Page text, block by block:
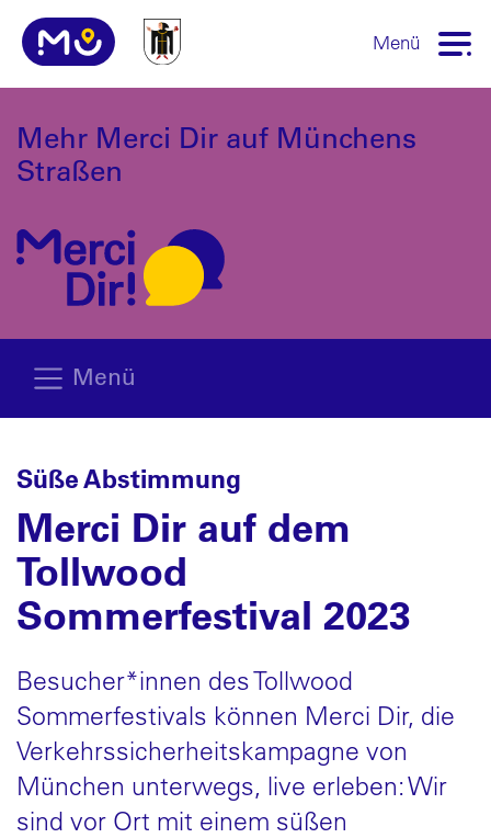
Menü
Mehr Merci Dir auf Münchens
Straßen
Menü
Süße Abstimmung
Merci Dir auf dem
Tollwood
Sommerfestival 2023
Besucher*innen des Tollwood
Sommerfestivals können Merci Dir, die
Verkehrssicherheitskampagne von
München unterwegs, live erleben: Wir
sind vor Ort mit einem süßen